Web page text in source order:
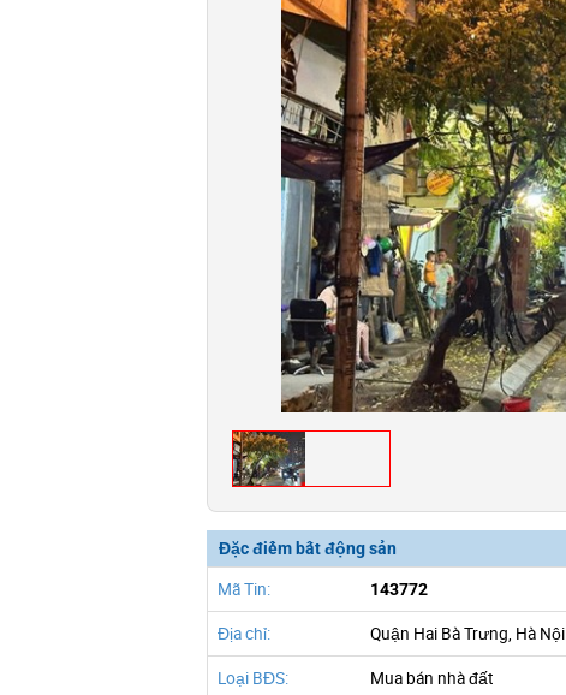
Đặc điểm bất động sản
Mã Tin: 143772
Địa chỉ: Quận Hai Bà Trưng, Hà Nội
Loại BĐS: Mua bán nhà đất